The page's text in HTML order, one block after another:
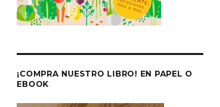
¡COMPRA NUESTRO LIBRO! EN PAPEL O
EBOOK